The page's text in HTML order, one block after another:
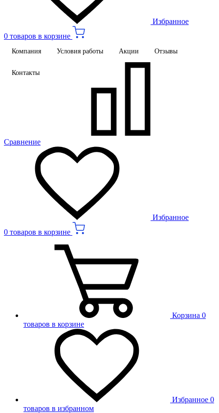
Избранное
0 товаров в корзине
Компания Условия работы Акции Отзывы
Контакты
Сравнение
Избранное
0 товаров в корзине
Корзина 0
товаров в корзине
Избранное 0
товаров в избранном